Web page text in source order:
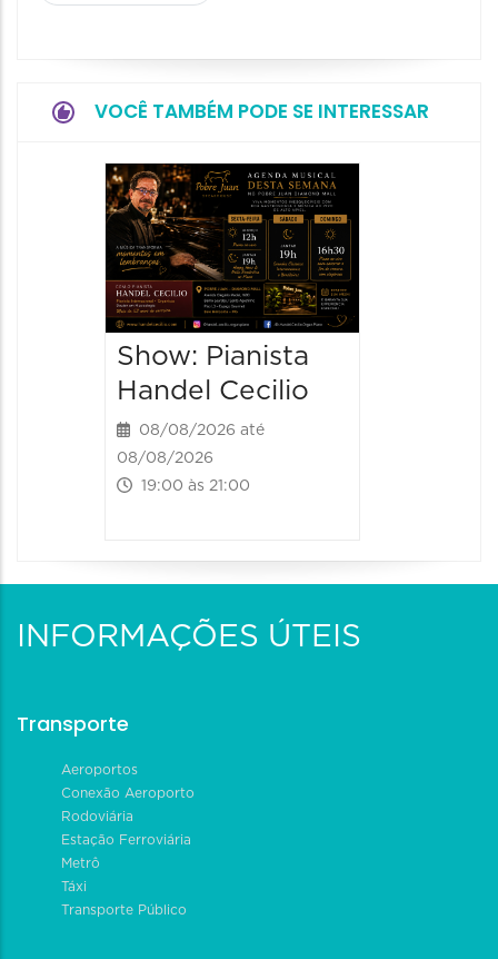
VOCÊ TAMBÉM PODE SE INTERESSAR
Show: Pianista
Handel Cecilio
08/08/2026 até
08/08/2026
19:00 às 21:00
INFORMAÇÕES ÚTEIS
Transporte
Aeroportos
Conexão Aeroporto
Rodoviária
Estação Ferroviária
Metrô
Táxi
Transporte Público